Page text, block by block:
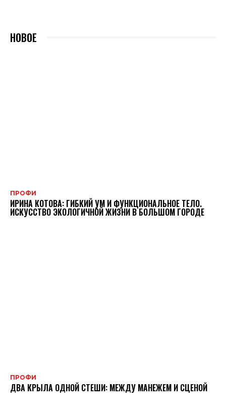
НОВОЕ
ПРОФИ
ИРИНА КОТОВА: ГИБКИЙ УМ И ФУНКЦИОНАЛЬНОЕ ТЕЛО.
ИСКУССТВО ЭКОЛОГИЧНОЙ ЖИЗНИ В БОЛЬШОМ ГОРОДЕ
ПРОФИ
ДВА КРЫЛА ОДНОЙ СТЕШИ: МЕЖДУ МАНЕЖЕМ И СЦЕНОЙ